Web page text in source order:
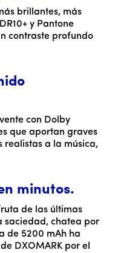
brillantes, más
y Pantone
contraste profundo
con Dolby
que aportan graves
realistas a la música,
minutos.
de las últimas
saciedad, chatea por
de 5200 mAh ha
DXOMARK por el